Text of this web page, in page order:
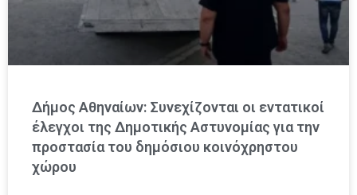
Δήμος Αθηναίων: Συνεχίζονται οι εντατικοί
έλεγχοι της Δημοτικής Αστυνομίας για την
προστασία του δημόσιου κοινόχρηστου
χώρου